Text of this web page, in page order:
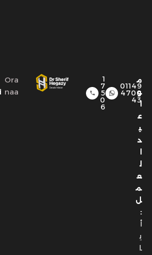
م
و
ا
ع
ي
د
ل
ع
م
ل
:
أ
ي
ا
01149
4700
43
1
7
5
0
6
Ora
naa